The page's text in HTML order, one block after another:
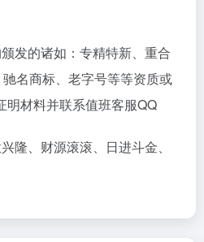
发的诸如：专精特新、重合
名商标、老字号等等资质或
明材料并联系值班客服QQ
隆、财源滚滚、日进斗金、